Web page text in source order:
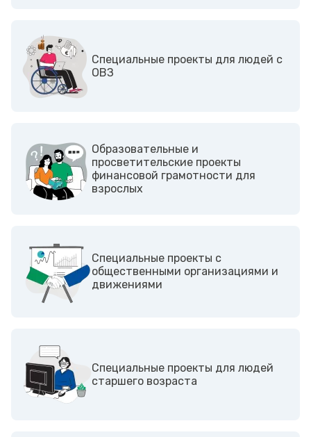
Cпециальные проекты для людей с
ОВЗ
Образовательные и
просветительские проекты
финансовой грамотности для
взрослых
Cпециальные проекты с
общественными организациями и
движениями
Специальные проекты для людей
старшего возраста